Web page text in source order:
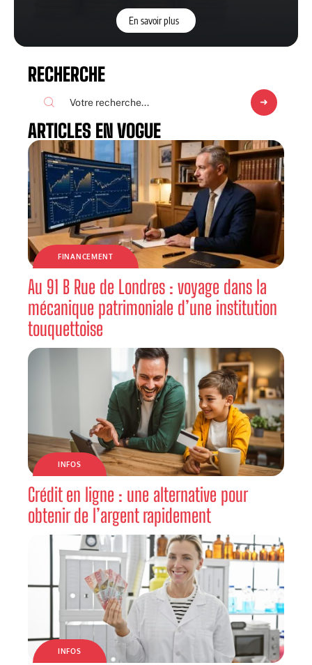
En savoir plus
RECHERCHE
ARTICLES EN VOGUE
FINANCEMENT
Au 91 B Rue de Londres : voyage dans la
mécanique patrimoniale d’une institution
touquettoise
INFOS
Crédit en ligne : une alternative pour
obtenir de l’argent rapidement
INFOS